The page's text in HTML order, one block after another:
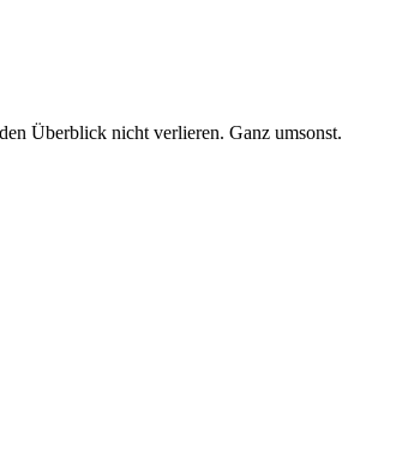
Überblick nicht verlieren. Ganz umsonst.